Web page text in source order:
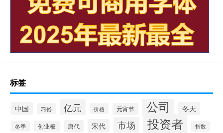
标签
中国 习俗 亿元 价格 元宵节 公司 冬天
冬季 创业板 唐代 宋代 市场 投资者 指数